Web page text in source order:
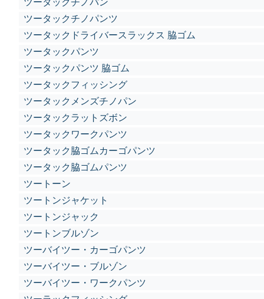
ツータックチノパン
ツータックチノパンツ
ツータックドライバースラックス 脇ゴム
ツータックパンツ
ツータックパンツ 脇ゴム
ツータックフィッシング
ツータックメンズチノパン
ツータックラットズボン
ツータックワークパンツ
ツータック脇ゴムカーゴパンツ
ツータック脇ゴムパンツ
ツートーン
ツートンジャケット
ツートンジャック
ツートンブルゾン
ツーバイツー・カーゴパンツ
ツーバイツー・ブルゾン
ツーバイツー・ワークパンツ